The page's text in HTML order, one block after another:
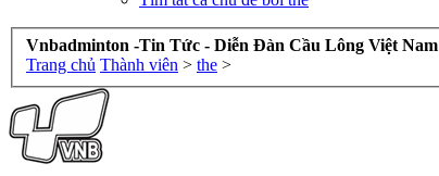
Vnbadminton -Tin Tức - Diễn Đàn Cầu Lông Việt Nam
Trang chủ Thành viên > the >